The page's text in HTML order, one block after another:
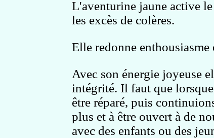
L'aventurine jaune active le
les excès de colères.
Elle redonne
Avec son énergie joyeuse
intégrité. Il faut que
être réparé, puis
plus et à être ouvert à de
avec des enfants ou des